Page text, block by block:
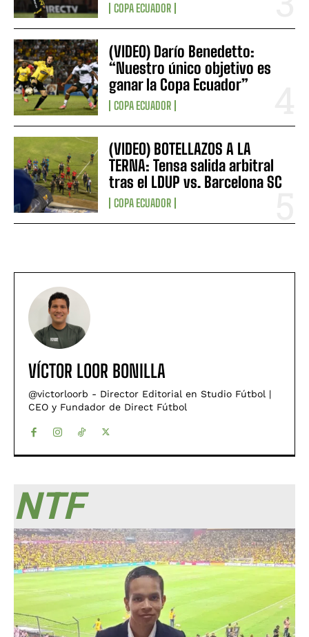
COPA ECUADOR
(VIDEO) Darío Benedetto:
“Nuestro único objetivo es
ganar la Copa Ecuador”
COPA ECUADOR
(VIDEO) BOTELLAZOS A LA
TERNA: Tensa salida arbitral
tras el LDUP vs. Barcelona SC
COPA ECUADOR
VÍCTOR LOOR BONILLA
@victorloorb - Director Editorial en Studio Fútbol |
CEO y Fundador de Direct Fútbol
NTF